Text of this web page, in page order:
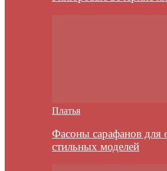
Платья
Фасоны сарафанов для
стильных моделей